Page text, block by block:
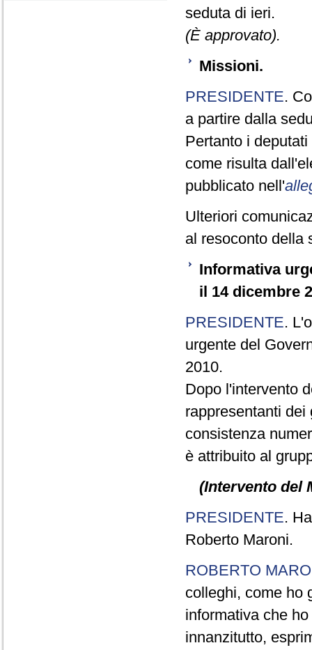
seduta di ieri.
(È approvato).
Missioni.
PRESIDENTE.
a partire dalla
Pertanto i
come risulta
pubblicato nell'
Ulteriori
al resoconto della
Informativa
il 14 dicembre
PRESIDENTE.
urgente del
2010.
Dopo l'intervento
rappresentanti
consistenza
è attribuito al
(Intervento del
PRESIDENTE.
Roberto Maroni.
ROBERTO
colleghi, come ho
informativa che
innanzitutto,